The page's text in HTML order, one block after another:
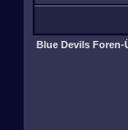
Blue Devils Foren-